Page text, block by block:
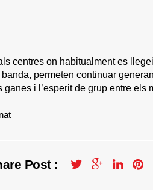
centres on habitualment es
permeten continuar
i l’esperit de grup entre
Post :